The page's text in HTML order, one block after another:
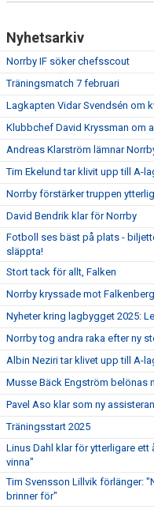
Nyhetsarkiv
Norrby IF söker chefsscout
Träningsmatch 7 februari
Lagkapten Vidar Svendsén om
Klubbchef David Kryssman om
Andreas Klarström lämnar
Tim Ekelund tar klivit upp till A-
Norrby förstärker truppen
David Bendrik klar för Norrby
Fotboll ses bäst på plats -
släppta!
Stort tack för allt, Falken
Norrby kryssade mot Falkenberg
Nyheter kring lagbygget 2025:
Norrby tog andra raka efter ny
Albin Neziri tar klivet upp till A-
Musse Bäck Engström belönas
Pavel Aso klar som ny
Träningsstart 2025
Linus Dahl klar för ytterligare ett
vinna"
Tim Svensson Lillvik förlänger:
brinner för"